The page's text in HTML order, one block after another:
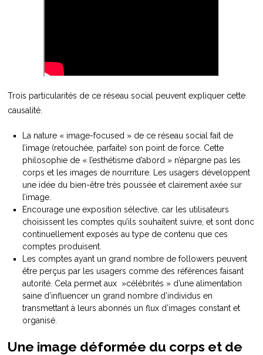
Trois particularités de ce réseau social peuvent expliquer cette
causalité.
La nature « image-focused » de ce réseau social fait de
l’image (retouchée, parfaite) son point de force. Cette
philosophie de « l’esthétisme d’abord » n’épargne pas les
corps et les images de nourriture. Les usagers développent
une idée du bien-être très poussée et clairement axée sur
l’image.
Encourage une exposition sélective, car les utilisateurs
choisissent les comptes qu’ils souhaitent suivre, et sont donc
continuellement exposés au type de contenu que ces
comptes produisent.
Les comptes ayant un grand nombre de followers peuvent
être perçus par les usagers comme des références faisant
autorité. Cela permet aux »célébrités » d’une alimentation
saine d’influencer un grand nombre d’individus en
transmettant à leurs abonnés un flux d’images constant et
organisé.
Une image déformée du corps et de